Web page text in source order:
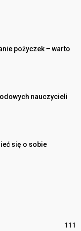
pożyczek – warto
nauczycieli
się o sobie
111